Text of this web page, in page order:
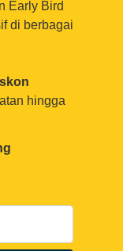
Early Bird
di berbagai
hingga